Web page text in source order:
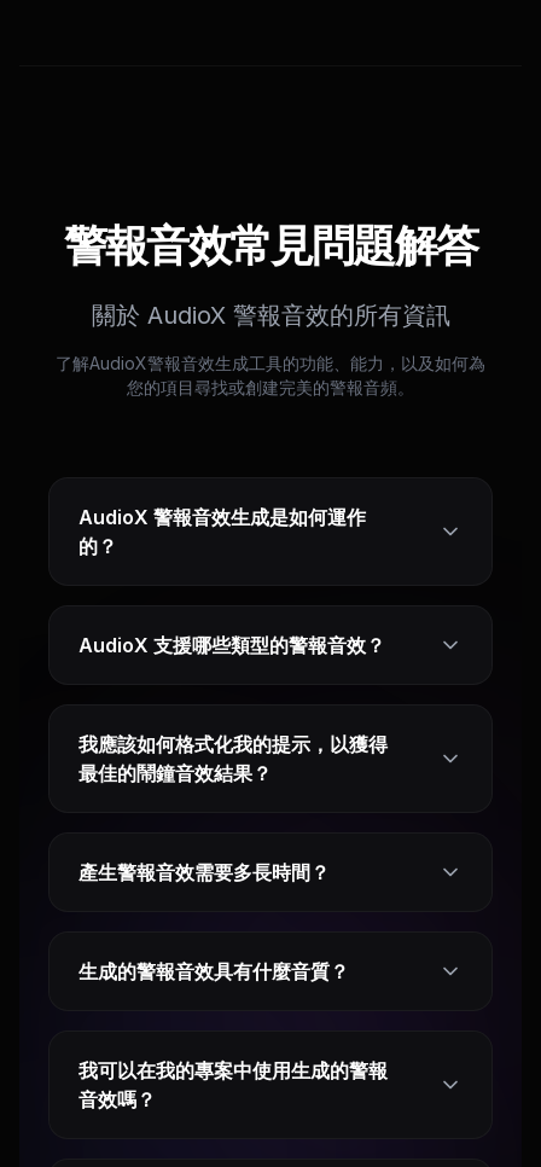
警報音效常見問題解答
關於 AudioX 警報音效的所有資訊
了解AudioX警報音效生成工具的功能、能力，以及如何為
您的項目尋找或創建完美的警報音頻。
AudioX 警報音效生成是如何運作
的？
AudioX 支援哪些類型的警報音效？
我應該如何格式化我的提示，以獲得
最佳的鬧鐘音效結果？
產生警報音效需要多長時間？
生成的警報音效具有什麼音質？
我可以在我的專案中使用生成的警報
音效嗎？